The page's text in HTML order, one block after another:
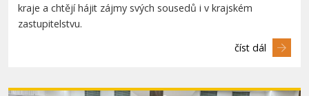
kraje a chtějí hájit zájmy svých sousedů i v krajském
zastupitelstvu.
číst dál